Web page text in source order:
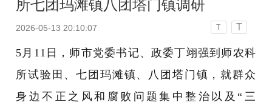
所七团玛滩镇八团塔门镇调研
2026-05-13 20:10:07 T T
5 月 11 日，师市党委书记、政委丁翊强到 师农科
所试验田 、七 团 玛滩镇、 八 团 塔门 镇 ， 就群众
身边不正之风和腐败问题集中整治以及“三